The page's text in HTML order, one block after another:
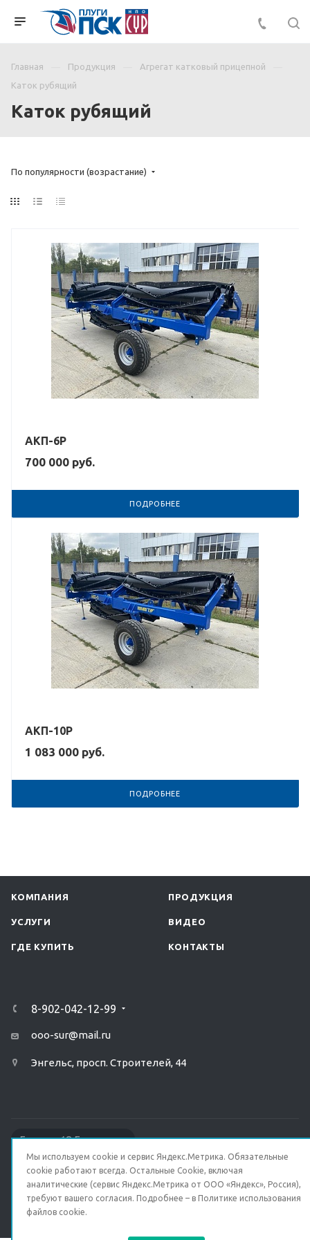
Главная Продукция
Агрегат катковый прицепной
Каток рубящий
Каток рубящий
По популярности (возрастание)
АКП-6Р
700 000 руб.
ПОДРОБНЕЕ
АКП-10Р
1 083 000 руб.
ПОДРОБНЕЕ
КОМПАНИЯ ПРОДУКЦИЯ
УСЛУГИ ВИДЕО
ГДЕ КУПИТЬ КОНТАКТЫ
8-902-042-12-99
ooo-sur@mail.ru
Энгельс, просп. Строителей, 44
Быстро с 1С-Битрикс
ПОЛИТИКА КОНФИДЕНЦИАЛЬНОСТИ
© 2026 Все права защищены.
Мы используем cookie и сервис Яндекс.Метрика. Обязательные
cookie работают всегда. Остальные Сookie, включая
аналитические (сервис Яндекс.Метрика от ООО «Яндекс», Россия),
требуют вашего согласия. Подробнее – в Политике использования
файлов cookie.